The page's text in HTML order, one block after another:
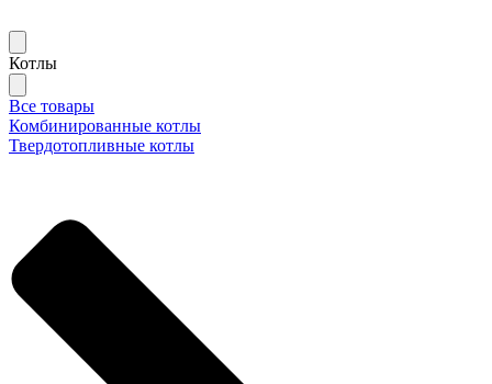
Котлы
Все товары
Комбинированные котлы
Твердотопливные котлы